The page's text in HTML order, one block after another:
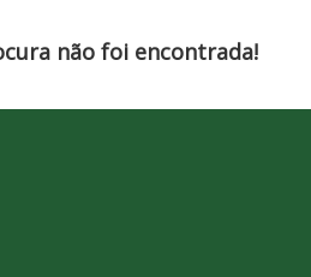
não foi encontrada!